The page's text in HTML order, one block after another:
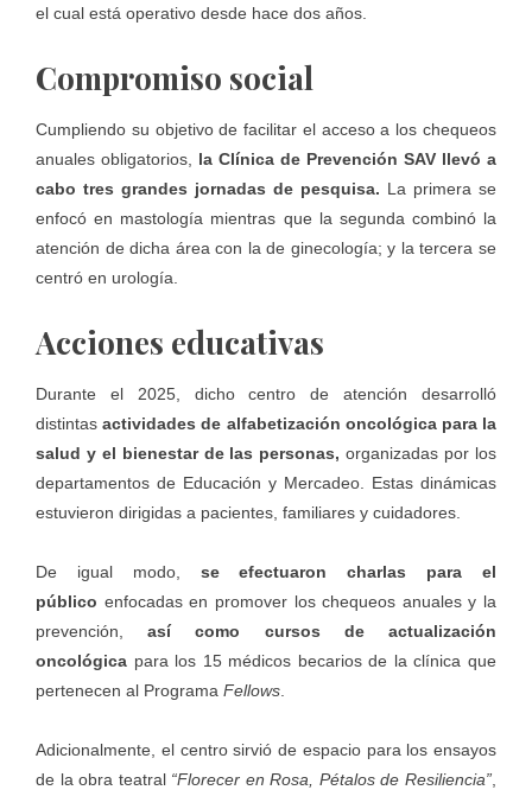
el cual está operativo desde hace dos años.
Compromiso social
Cumpliendo su objetivo de facilitar el acceso a los chequeos
anuales obligatorios, la Clínica de Prevención SAV llevó a
cabo tres grandes jornadas de pesquisa. La primera se
enfocó en mastología mientras que la segunda combinó la
atención de dicha área con la de ginecología; y la tercera se
centró en urología.
Acciones educativas
Durante el 2025, dicho centro de atención desarrolló
distintasactividades de alfabetización oncológica para la
salud y el bienestarde las personas,organizadas por los
departamentos de Educación y Mercadeo. Estas dinámicas
estuvieron dirigidas a pacientes, familiares y cuidadores.
De igual modo, se efectuaron charlas para el
público enfocadas en promover los chequeos anuales y la
prevención,así como cursos de actualización
oncológica para los 15 médicos becarios de la clínica que
pertenecen al Programa Fellows.
Adicionalmente, el centro sirvió de espacio para los ensayos
de la obra teatral “Florecer en Rosa, Pétalos de Resiliencia”,